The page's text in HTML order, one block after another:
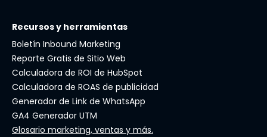
Recursos y herramientas
Boletín Inbound Marketing
Reporte Gratis de Sitio Web
Calculadora de ROI de HubSpot
Calculadora de ROAS de publicidad
Generador de Link de WhatsApp
GA4 Generador UTM
Glosario marketing, ventas y más.